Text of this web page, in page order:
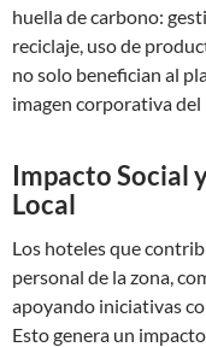
huella de carbono:
reciclaje, uso de
no solo benefician al
imagen corporativa del
Impacto Social
Local
Los hoteles que
personal de la zona,
apoyando iniciativas
Esto genera un